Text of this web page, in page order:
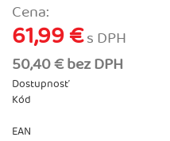
Cena:
61,99 €s DPH
50,40 € bez DPH
Dostupnosť
Kód
EAN